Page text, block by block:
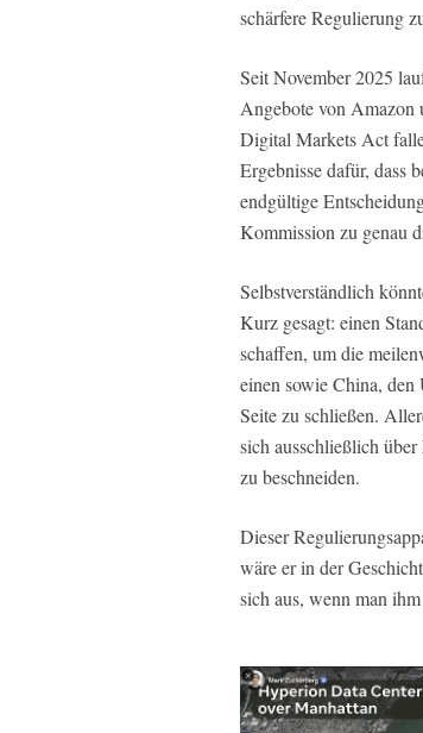
schärfere Regulierung
Seit November 2025
Angebote von Amazon
Digital Markets Act
Ergebnisse dafür, dass
endgültige
Kommission zu genau
Selbstverständlich
Kurz gesagt: einen
schaffen, um die
einen sowie China,
Seite zu schließen.
sich ausschließlich
zu beschneiden.
Dieser
wäre er in der
sich aus, wenn man